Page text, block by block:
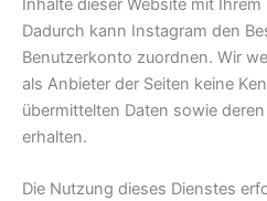
Inhalte dieser Website mit
Dadurch kann Instagram den
Benutzerkonto zuordnen. Wir
als Anbieter der Seiten keine
übermittelten Daten sowie
erhalten.
Die Nutzung dieses Dienstes